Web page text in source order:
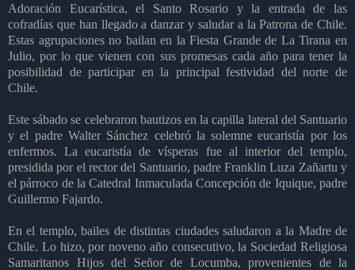
Adoración Eucarística, el Santo Rosario y la entrada de las
cofradías que han llegado a danzar y saludar a la Patrona de Chile.
Estas agrupaciones no bailan en la Fiesta Grande de La Tirana en
Julio, por lo que vienen con sus promesas cada año para tener la
posibilidad de participar en la principal festividad del norte de
Chile.
Este sábado se celebraron bautizos en la capilla lateral del Santuario
y el padre Walter Sánchez celebró la solemne eucaristía por los
enfermos. La eucaristía de vísperas fue al interior del templo,
presidida por el rector del Santuario, padre Franklin Luza Zañartu y
el párroco de la Catedral Inmaculada Concepción de Iquique, padre
Guillermo Fajardo.
En el templo, bailes de distintas ciudades saludaron a la Madre de
Chile. Lo hizo, por noveno año consecutivo, la Sociedad Religiosa
Samaritanos Hijos del Señor de Locumba, provenientes de la